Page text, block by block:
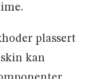
plassert
kan